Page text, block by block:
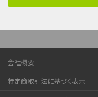
会社概要
特定商取引法に基づく表示